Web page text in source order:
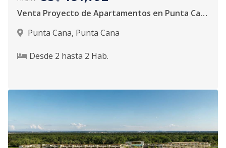
Venta Proyecto de Apartamentos en Punta Cana
Punta Cana, Punta Cana
Desde 2 hasta 2 Hab.